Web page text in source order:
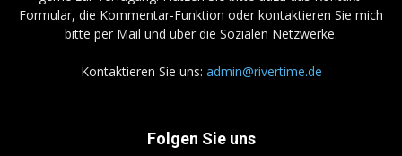
Formular, die Kommentar-Funktion oder kontaktieren Sie mich
bitte per Mail und über die Sozialen Netzwerke.
Kontaktieren Sie uns: admin@rivertime.de
Folgen Sie uns